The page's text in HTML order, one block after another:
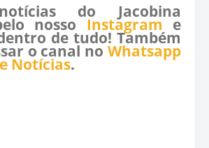
do Jacobina
nosso Instagram e
de tudo! Também
o canal no Whatsapp
Notícias.